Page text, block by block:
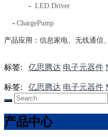
- LED Driver
- ChargePump
产品应用： 信息家电、无线通信
标签: 亿思腾达 电子元器件
标签: 亿思腾达 电子元器件
产品中心